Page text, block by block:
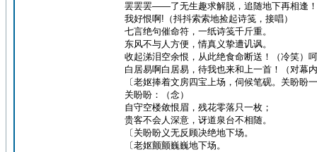
罢罢罢——了无生趣求解脱，追随地下再相逢
我好恨啊!（抖抖索索地捡起诗笺，接唱）
七言绝句催命符，一纸诗笺千斤重。
东风不与人方便，情真义挚遭讥讽。
收起涕泪空余恨，从此绝食命断送！（冷笑）
白居易啊白居易，待我也来和上一首！（对幕
〔老妪捧着文房四宝上场，伺候笔砚。关盼盼
关盼盼：（念）
自守空楼敛恨眉，残花零落只一枚；
贵客不会人深意，讶道泉台不相随。
〔关盼盼义无反顾决绝地下场。
〔老妪颤颤巍巍地下场。